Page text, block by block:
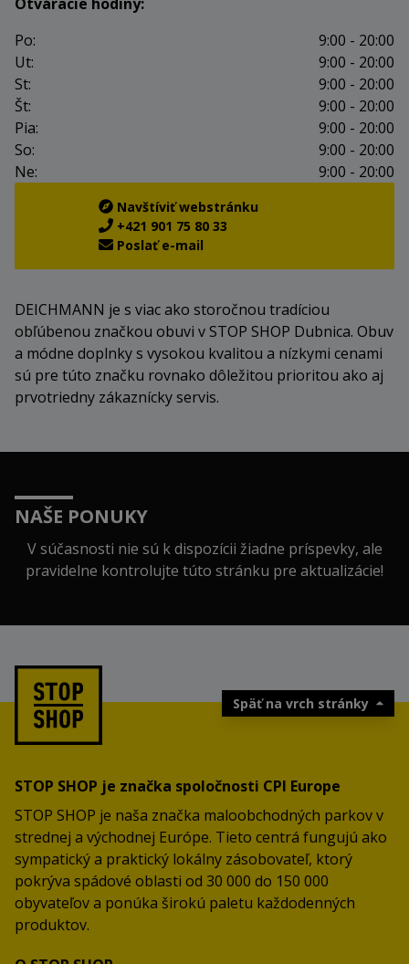
Po:
9:00 - 20:00
Ut:
9:00 - 20:00
St:
9:00 - 20:00
Št:
9:00 - 20:00
Pia:
9:00 - 20:00
So:
9:00 - 20:00
Ne:
9:00 - 20:00
Navštíviť webstránku
+421 901 75 80 33
Poslať e-mail
DEICHMANN je s viac ako storočnou tradíciou
obľúbenou značkou obuvi v STOP SHOP Dubnica. Obuv
a módne doplnky s vysokou kvalitou a nízkymi cenami
sú pre túto značku rovnako dôležitou prioritou ako aj
prvotriedny zákaznícky servis.
NAŠE PONUKY
V súčasnosti nie sú k dispozícii žiadne príspevky, ale
pravidelne kontrolujte túto stránku pre aktualizácie!
Späť na vrch stránky
STOP SHOP je značka spoločnosti CPI Europe
STOP SHOP je naša značka maloobchodných parkov v
strednej a východnej Európe. Tieto centrá fungujú ako
sympatický a praktický lokálny zásobovateľ, ktorý
pokrýva spádové oblasti od 30 000 do 150 000
obyvateľov a ponúka širokú paletu každodenných
produktov.